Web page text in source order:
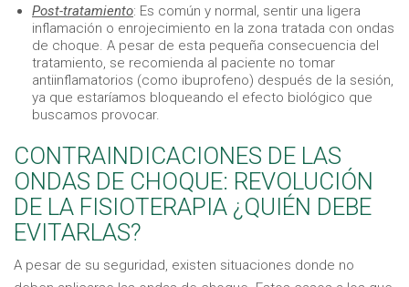
Post-tratamiento: Es común y normal, sentir una ligera
inflamación o enrojecimiento en la zona tratada con ondas
de choque. A pesar de esta pequeña consecuencia del
tratamiento, se recomienda al paciente no tomar
antiinflamatorios (como ibuprofeno) después de la sesión,
ya que estaríamos bloqueando el efecto biológico que
buscamos provocar.
CONTRAINDICACIONES DE LAS
ONDAS DE CHOQUE: REVOLUCIÓN
DE LA FISIOTERAPIA ¿QUIÉN DEBE
EVITARLAS?
A pesar de su seguridad, existen situaciones donde no